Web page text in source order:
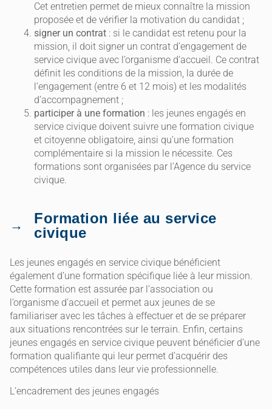
Cet entretien permet de mieux connaître la mission
proposée et de vérifier la motivation du candidat ;
signer un contrat : si le candidat est retenu pour la
mission, il doit signer un contrat d’engagement de
service civique avec l’organisme d’accueil. Ce contrat
définit les conditions de la mission, la durée de
l’engagement (entre 6 et 12 mois) et les modalités
d’accompagnement ;
participer à une formation : les jeunes engagés en
service civique doivent suivre une formation civique
et citoyenne obligatoire, ainsi qu’une formation
complémentaire si la mission le nécessite. Ces
formations sont organisées par l’Agence du service
civique.
Formation liée au service
civique
Les jeunes engagés en service civique bénéficient
également d’une formation spécifique liée à leur mission.
Cette formation est assurée par l’association ou
l’organisme d’accueil et permet aux jeunes de se
familiariser avec les tâches à effectuer et de se préparer
aux situations rencontrées sur le terrain. Enfin, certains
jeunes engagés en service civique peuvent bénéficier d’une
formation qualifiante qui leur permet d’acquérir des
compétences utiles dans leur vie professionnelle.
L’encadrement des jeunes engagés